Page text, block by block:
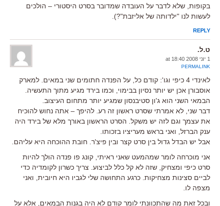
בקופות, שלא לדבר על העובדה שמדובר בסרט היסטורי – הולכים
לעשות לנו "ילדותה של אליזבת"?).
REPLY
ט.ל.
1 יוני 2008 at 18:40
PERMALINK
לאינדי 4 כיפי וגו': קודם כל, על הפנדה חתומים שני במאים. למארק
אוסבורן אכן יש יותר נסיון בבימוי, וכמו בירד מגיע מתוך התעשיה.
הבמאי השני הוא ג'ון סטיבנסון שמגיע יותר מתחום העיצוב.
דבר שני, לא אמרתי שסרט ראשון זה רע. להיפך – אתה נחוש להוכיח
את עצמך וגם לזה יש משקל. הסרט הראשון באורך מלא של בירד היה
ענק הברזל, ואני בראש מעריציו בזכותו.
אבל יש הבדל גדול בין סרט קצר ובין פיצ'ר. חובת ההוכחה היא עליהם.
אני מוכרחה לומר שמהמעט שאני ראיתי, קונג פו פנדה הולך להיות
סרט כיפי ומצחיק, שזה לא קל כלל לביצוע. צריך כשרון לקומדיה כדי
לביים סצינות מצחיקות. כרגע התחושה שלי לגביו היא חיובית, ואני
מצפה לו.
ובכל זאת מה שהתכוונתי לומר קודם לא היה בגנות הבמאים, אלא על